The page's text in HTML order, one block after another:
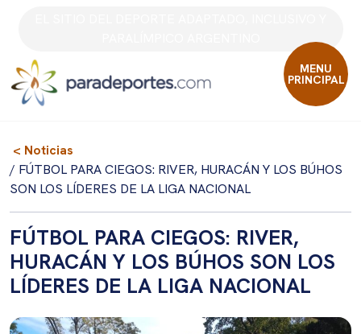
MENU
PRINCIPAL
< Noticias
/ FÚTBOL PARA CIEGOS: RIVER, HURACÁN Y LOS BÚHOS
SON LOS LÍDERES DE LA LIGA NACIONAL
FÚTBOL PARA CIEGOS: RIVER,
HURACÁN Y LOS BÚHOS SON LOS
LÍDERES DE LA LIGA NACIONAL